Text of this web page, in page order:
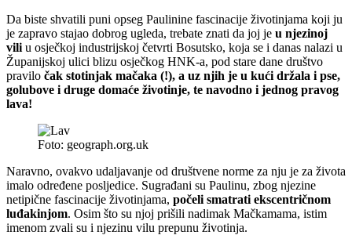
Da biste shvatili puni opseg Paulinine fascinacije životinjama koji ju
je zapravo stajao dobrog ugleda, trebate znati da joj je u njezinoj
vili u osječkoj industrijskoj četvrti Bosutsko, koja se i danas nalazi u
Županijskoj ulici blizu osječkog HNK-a, pod stare dane društvo
pravilo čak stotinjak mačaka (!), a uz njih je u kući držala i pse,
golubove i druge domaće životinje, te navodno i jednog pravog
lava!
Foto: geograph.org.uk
Naravno, ovakvo udaljavanje od društvene norme za nju je za života
imalo određene posljedice. Sugrađani su Paulinu, zbog njezine
netipične fascinacije životinjama, počeli smatrati ekscentričnom
luđakinjom. Osim što su njoj prišili nadimak Mačkamama, istim
imenom zvali su i njezinu vilu prepunu životinja.